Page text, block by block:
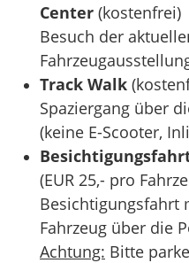
Center (kostenfrei)
Besuch der
Track Walk
Spaziergang über
(keine E-Scooter,
(EUR 25,- pro
Besichtigungsfahrt
Fahrzeug über die
Achtung: ​​​​​​​Bitte